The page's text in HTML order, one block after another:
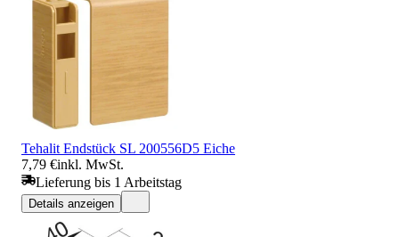
Tehalit Endstück SL 200556D5 Eiche
7,79 €inkl. MwSt.
Lieferung bis 1 Arbeitstag
Details anzeigen